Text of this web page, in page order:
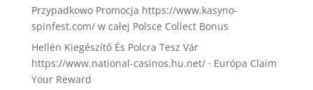
Przypadkowo Promocja https://www.kasyno-
spinfest.com/ w całej Polsce Collect Bonus
Hellén Kiegészítő És Polcra Tesz Vár
https://www.national-casinos.hu.net/ · Európa Claim
Your Reward